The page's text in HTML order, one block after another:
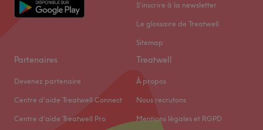
S'inscrire à la newsletter
Le glossaire de Treatwell
Sitemap
Partenaires
Devenez partenaire
Centre d'aide Treatwell Connect
Centre d'aide Treatwell Pro
Treatwell
À propos
Nous recrutons
Mentions légales et RGPD